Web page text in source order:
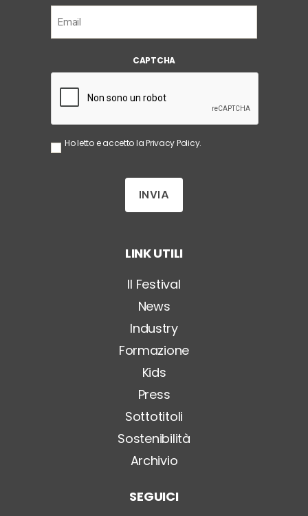
a
l
*
CAPTCHA
S
z
a
l
*
Ho letto e accetto laPrivacy Policy.
LINK UTILI
Il Festival
News
Industry
Formazione
Kids
Press
Sottotitoli
Sostenibilità
Archivio
SEGUICI